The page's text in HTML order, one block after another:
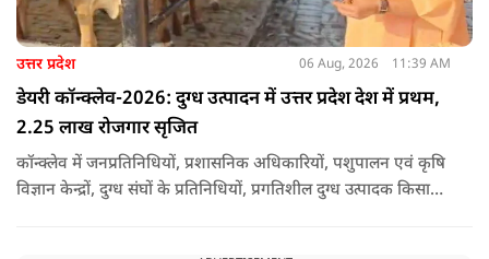
उत्तर प्रदेश 06 Aug, 2026 11:39 AM
डेयरी कॉन्क्लेव-2026: दुग्ध उत्पादन में उत्तर प्रदेश देश में प्रथम,
2.25 लाख रोजगार सृजित
कॉन्क्लेव में जनप्रतिनिधियों, प्रशासनिक अधिकारियों, पशुपालन एवं कृषि
विज्ञान केन्द्रों, दुग्ध संघों के प्रतिनिधियों, प्रगतिशील दुग्ध उत्पादक किसानों,